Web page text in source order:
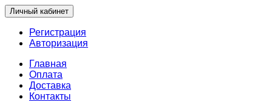
Личный кабинет
Регистрация
Авторизация
Главная
Оплата
Доставка
Контакты